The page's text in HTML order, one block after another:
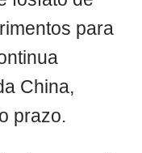
para
China,
prazo.